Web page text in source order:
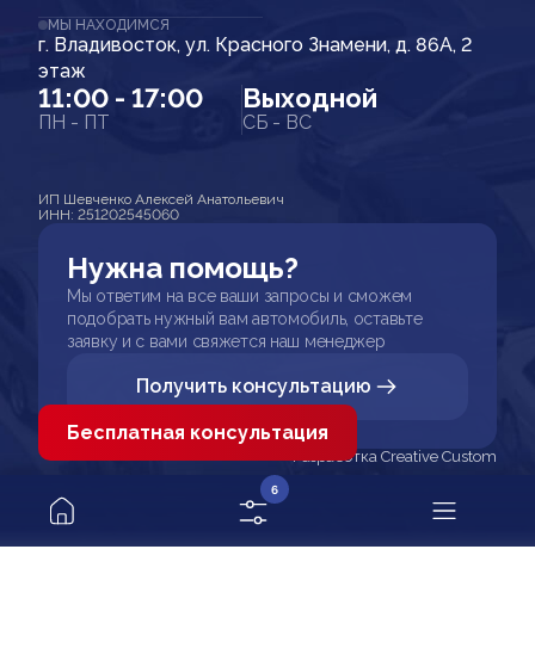
МЫ НАХОДИМСЯ
г. Владивосток, ул. Красного Знамени, д. 86А, 2
этаж
11:00 - 17:00
ПН - ПТ
Выходной
СБ - ВС
ИП Шевченко Алексей Анатольевич
ИНН: 251202545060
Нужна помощь?
Мы ответим на все ваши запросы и сможем
подобрать нужный вам автомобиль, оставьте
заявку и с вами свяжется наш менеджер
Получить консультацию
Разработка Creative Custom
6
Бесплатная консультация